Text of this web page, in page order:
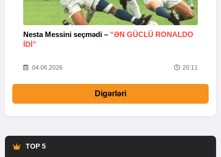
Nesta Messini seçmədi – “ƏN GÜCLÜ RONALDO
IDI”
04.06.2026 20:11
Digərləri
TOP 5